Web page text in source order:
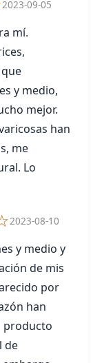
2023-09-05
mí.
y medio,
mejor.
han
me
Lo
2023-08-10
y medio y
de mis
por
han
producto
de